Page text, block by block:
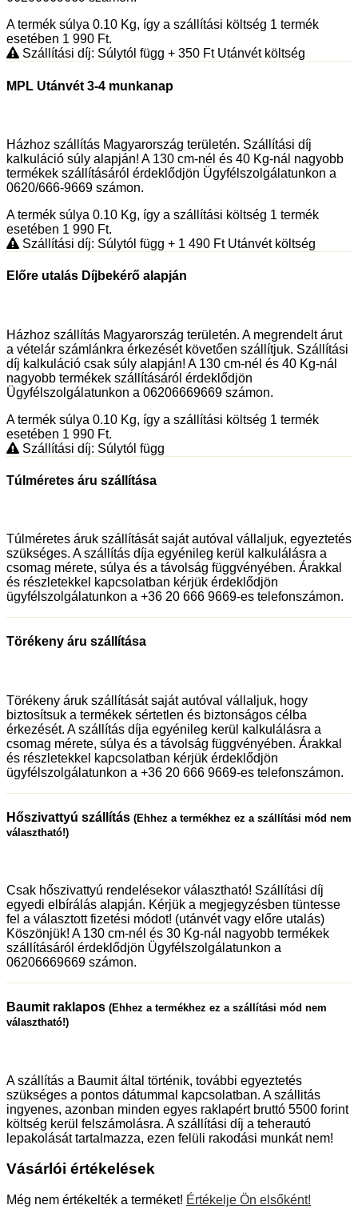
A termék súlya 0.10 Kg, így a szállítási költség 1 termék
esetében 1 990 Ft.
Szállítási díj: Súlytól függ + 350 FtUtánvét költség
MPL Utánvét 3-4 munkanap
Házhoz szállítás Magyarország területén. Szállítási díj
kalkuláció súly alapján! A 130 cm-nél és 40 Kg-nál nagyobb
termékek szállításáról érdeklődjön Ügyfélszolgálatunkon a
0620/666-9669 számon.
A termék súlya 0.10 Kg, így a szállítási költség 1 termék
esetében 1 990 Ft.
Szállítási díj: Súlytól függ + 1 490 FtUtánvét költség
Előre utalás Díjbekérő alapján
Házhoz szállítás Magyarország területén. A megrendelt árut
a vételár számlánkra érkezését követően szállítjuk. Szállítási
díj kalkuláció csak súly alapján! A 130 cm-nél és 40 Kg-nál
nagyobb termékek szállításáról érdeklődjön
Ügyfélszolgálatunkon a 06206669669 számon.
A termék súlya 0.10 Kg, így a szállítási költség 1 termék
esetében 1 990 Ft.
Szállítási díj: Súlytól függ
Túlméretes áru szállítása
Túlméretes áruk szállítását saját autóval vállaljuk, egyeztetés
szükséges. A szállítás díja egyénileg kerül kalkulálásra a
csomag mérete, súlya és a távolság függvényében. Árakkal
és részletekkel kapcsolatban kérjük érdeklődjön
ügyfélszolgálatunkon a +36 20 666 9669-es telefonszámon.
Törékeny áru szállítása
Törékeny áruk szállítását saját autóval vállaljuk, hogy
biztosítsuk a termékek sértetlen és biztonságos célba
érkezését. A szállítás díja egyénileg kerül kalkulálásra a
csomag mérete, súlya és a távolság függvényében. Árakkal
és részletekkel kapcsolatban kérjük érdeklődjön
ügyfélszolgálatunkon a +36 20 666 9669-es telefonszámon.
Hőszivattyú szállítás (Ehhez a termékhez ez a szállítási mód nem
választható!)
Csak hőszivattyú rendelésekor választható! Szállítási díj
egyedi elbírálás alapján. Kérjük a megjegyzésben tüntesse
fel a választott fizetési módot! (utánvét vagy előre utalás)
Köszönjük! A 130 cm-nél és 30 Kg-nál nagyobb termékek
szállításáról érdeklődjön Ügyfélszolgálatunkon a
06206669669 számon.
Baumit raklapos (Ehhez a termékhez ez a szállítási mód nem
választható!)
A szállítás a Baumit által történik, további egyeztetés
szükséges a pontos dátummal kapcsolatban. A szállitás
ingyenes, azonban minden egyes raklapért bruttó 5500 forint
költség kerül felszámolásra. A szállítási díj a teherautó
lepakolását tartalmazza, ezen felüli rakodási munkát nem!
Vásárlói értékelések
Még nem értékelték a terméket! Értékelje Ön elsőként!